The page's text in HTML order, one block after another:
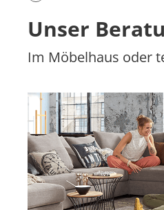
Unser
Im Möbelhaus oder